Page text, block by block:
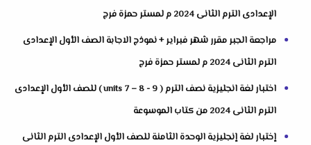
الإعدادى الترم الثانى 2024 م لمستر حمزة فرج
مراجعة الجبر مقرر شهر فبراير + نموذج الاجابة الصف الأول الإعدادى
الترم الثانى 2024 م لمستر حمزة فرج
اختبار لغة انجليزية نصف الترم ( units 7 – 8 - 9 ) للصف الأول الإعدادى
الترم الثانى 2024 من كتاب الموسوعة
إختبار لغة إنجليزية الوحدة الثامنة للصف الأول الإعدادى الترم الثانى